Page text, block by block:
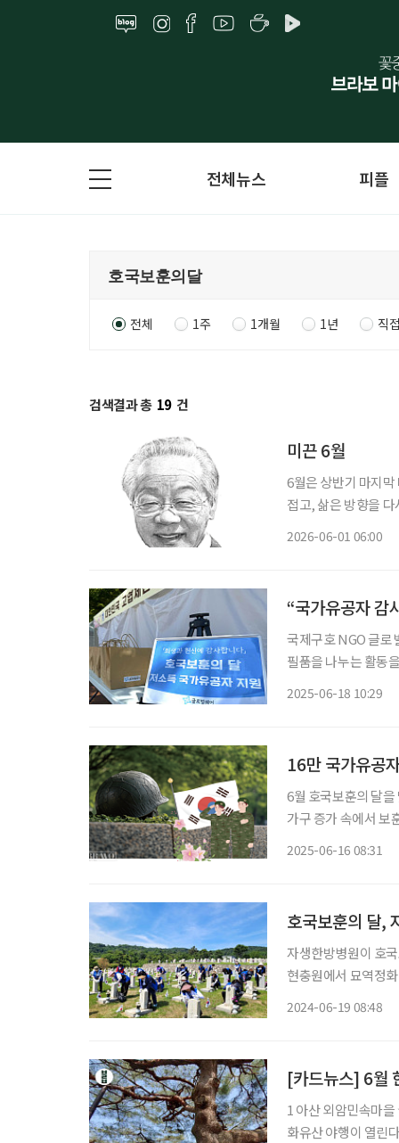
전체뉴스 피플
전체 1주 1개월 1년 직
검색결과 총 19 건
미끈 6월
6월은 상반기 마지
접고, 삶은 방향을 다시 묻는다.
2026-06-01 06:00
“국가유공자 감
국제구호 NGO 글로
필품을 나누는 활동을 진행했다고 18
2025-06-18 10:29
16만 국가유공
6월 호국보훈의 달
가구 증가 속에서 보
2025-06-16 08:31
호국보훈의 달,
자생한방병원이 호
현충원에서 묘역정
2024-06-19 08:48
[카드뉴스] 6월
1 아산 외암민속마
화유산 야행이 열린다.